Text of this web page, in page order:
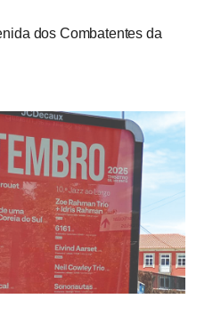
dos Combatentes da